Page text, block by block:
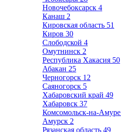
Новочебоксарск 4
Канаш 2
Кировская область 51
Киров 30
Слободской 4
Омутнинск 2
Республика Хакасия 50
Абакан 25
Черногорск 12
Саяногорск 5
Хабаровский край 49
Хабаровск 37
Комсомольск-на-Амуре
Амурск 2
Рязанская область 49